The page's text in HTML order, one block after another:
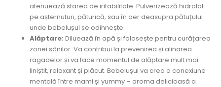
atenuează starea de iritabilitate. Pulverizează hidrolat
pe așternuturi, păturică, sau în aer deasupra pătuțului
unde bebelușul se odihnește.
Alăptare: Diluează în apă și folosește pentru curățarea
zonei sânilor. Va contribui la prevenirea și alinarea
ragadelor și va face momentul de alăptare mult mai
liniștit, relaxant și plăcut. Bebelușul va crea o conexiune
mentală între mami și yummy – aroma delicioasă a